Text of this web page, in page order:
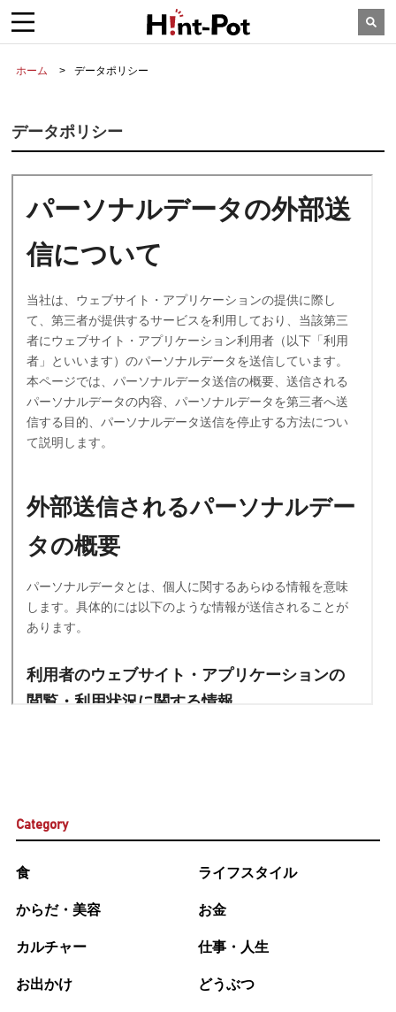
ホーム データポリシー
データポリシー
Category
食 ライフスタイル
からだ・美容 お金
カルチャー 仕事・人生
お出かけ どうぶつ